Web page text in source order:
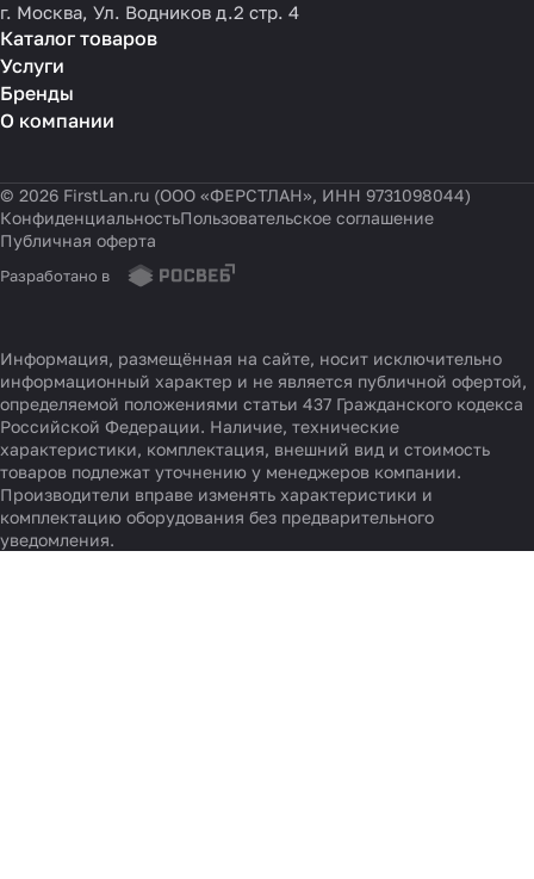
г. Москва, Ул. Водников д.2 стр. 4
Каталог товаров
Услуги
Бренды
О компании
© 2026 FirstLan.ru (ООО «ФЕРСТЛАН», ИНН 9731098044)
КонфиденциальностьПользовательское соглашение
Публичная оферта
Разработано в
Информация, размещённая на сайте, носит исключительно
информационный характер и не является публичной офертой,
определяемой положениями статьи 437 Гражданского кодекса
Российской Федерации. Наличие, технические
характеристики, комплектация, внешний вид и стоимость
товаров подлежат уточнению у менеджеров компании.
Производители вправе изменять характеристики и
комплектацию оборудования без предварительного
уведомления.